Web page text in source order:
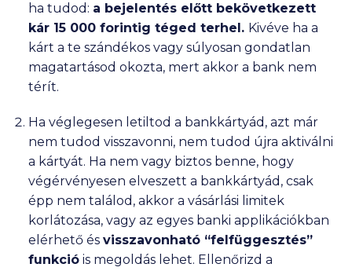
ha tudod: a bejelentés előtt bekövetkezett
kár 15 000 forintig téged terhel. Kivéve ha a
kárt a te szándékos vagy súlyosan gondatlan
magatartásod okozta, mert akkor a bank nem
térít.
Ha véglegesen letiltod a bankkártyád, azt már
nem tudod visszavonni, nem tudod újra aktiválni
a kártyát. Ha nem vagy biztos benne, hogy
végérvényesen elveszett a bankkártyád, csak
épp nem találod, akkor a vásárlási limitek
korlátozása, vagy az egyes banki applikációkban
elérhető és visszavonható “felfüggesztés”
funkció is megoldás lehet. Ellenőrizd a